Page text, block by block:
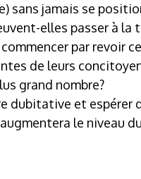
sans jamais se
elles passer à la
par revoir
de leurs
grand nombre?
dubitative et
le niveau